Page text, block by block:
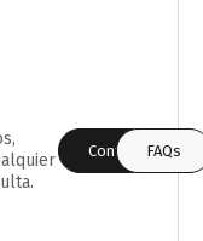
Contáctanos
FAQs